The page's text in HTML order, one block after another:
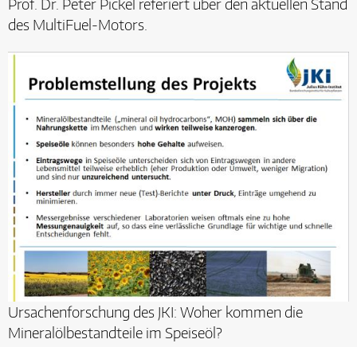
Prof. Dr. Peter Pickel referiert über den aktuellen Stand
des MultiFuel-Motors.
Ursachenforschung des JKI: Woher kommen die
Mineralölbestandteile im Speiseöl?